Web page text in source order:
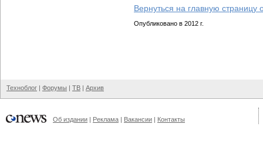
Вернуться на главную страницу
Опубликовано в 2012 г.
Техноблог | Форумы | ТВ | Архив
Об издании | Реклама | Вакансии | Контакты